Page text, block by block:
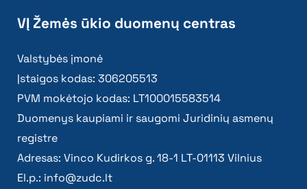
VĮ Žemės ūkio duomenų centras
Valstybės įmonė
Įstaigos kodas: 306205513
PVM mokėtojo kodas: LT100015583514
Duomenys kaupiami ir saugomi Juridinių asmenų
registre
Adresas: Vinco Kudirkos g. 18-1 LT-01113 Vilnius
El.p.: info@zudc.lt